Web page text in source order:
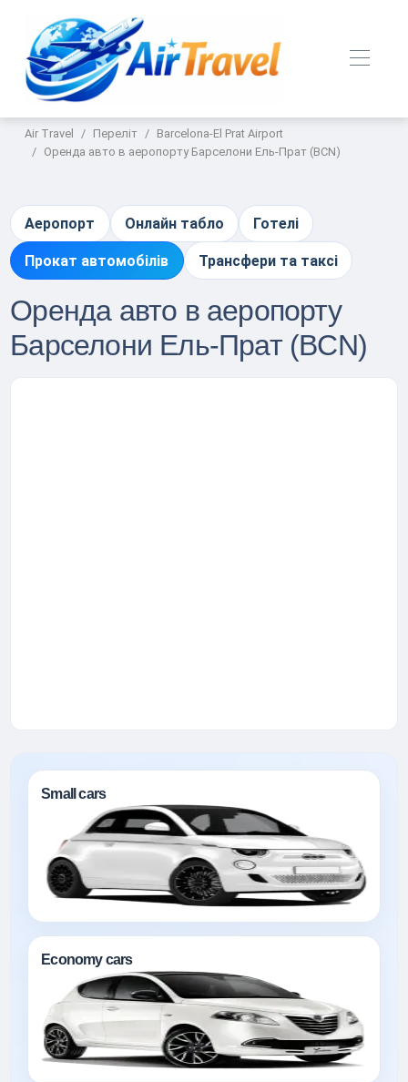
Air Travel Переліт
Barcelona-El Prat Airport
Оренда авто в аеропорту Барселони Ель-Прат (BCN)
Аеропорт Онлайн табло Готелі
Прокат автомобілів Трансфери та таксі
Оренда авто в аеропорту
Барселони Ель-Прат (BCN)
Small cars
Economy cars